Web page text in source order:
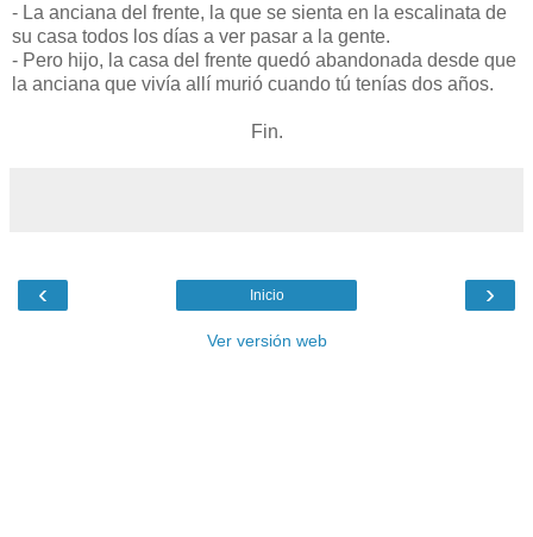
- La anciana del frente, la que se sienta en la escalinata de
su casa todos los días a ver pasar a la gente.
- Pero hijo, la casa del frente quedó abandonada desde que
la anciana que vivía allí murió cuando tú tenías dos años.
Fin.
‹ ›
Inicio
Ver versión web